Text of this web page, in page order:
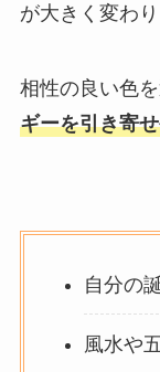
が大きく変わり
相性の良い色を
ギーを引き寄
自分の
風水や